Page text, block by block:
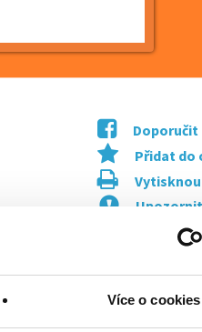
Více o cookies
Přidat do